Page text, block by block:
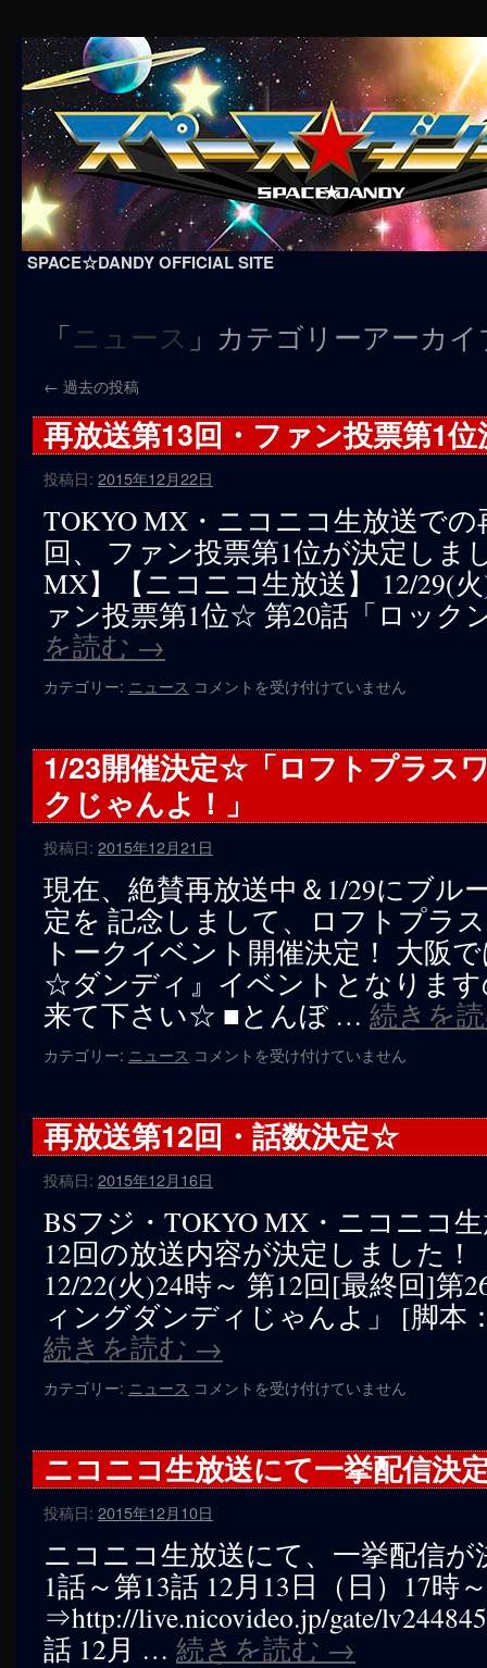
SPACE☆DANDY OFFICIAL SITE
ン
ツ
ス
プ
「ニュース 」カテゴリーアーカイ
← 過去の投稿
再放送第13回・ファン投票第1
投稿日: 2015年12月22日
TOKYO MX・ニコニコ生放送で
回、 ファン投票第1位が決定しま
MX】【ニコニコ生放送】 12/29(
ァン投票第1位☆ 第20話「ロッ
を読む →
カテゴリー: ニュース 再
第
13
回・
ァ
ン
投
票
第
1
位
決
定
☆
は
コメントを受け付けていません
1/23開催決定☆「ロフトプラス
クじゃんよ！」
投稿日: 2015年12月21日
現在、絶賛再放送中＆1/29にブル
定を 記念しまして、ロフトプラ
トークイベント開催決定！ 大阪
☆ダンディ』イベントとなりま
来て下さい☆ ■とんぼ … 続きを
カテゴリー: ニュース 1/23
決
定
☆「ロ
フ
プ
ラ
ス
ワ
ン
ウ
エ
ス
ト
ー
ク
じ
ん
よ！」
は
コメントを受け付けていません
再放送第12回・話数決定☆
投稿日: 2015年12月16日
BSフジ・TOKYO MX・ニコニコ
12回の放送内容が決定しました！
12/22(火)24時～ 第12回[最終回]第
ィングダンディじゃんよ」 [脚本
続きを読む →
カテゴリー: ニュース 再
第
12
回・
話
数
決
定
☆
は
コメントを受け付けていません
ニコニコ生放送にて一挙配信決
投稿日: 2015年12月10日
ニコニコ生放送にて、一挙配信
1話～第13話 12月13日（日）17時
⇒http://live.nicovideo.jp/gate/
話 12月 … 続きを読む →